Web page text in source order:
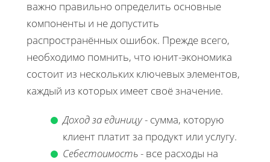
важно правильно определить основные
компоненты и не допустить
распространённых ошибок. Прежде всего,
необходимо помнить, что юнит-экономика
состоит из нескольких ключевых элементов,
каждый из которых имеет своё значение.
Доход за единицу- сумма, которую
клиент платит за продукт или услугу.
Себестоимость- все расходы на